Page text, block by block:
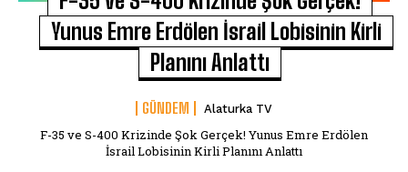
Yunus Emre Erdölen İsrail Lobisinin Kirli
Planını Anlattı
GÜNDEM Alaturka TV
F-35 ve S-400 Krizinde Şok Gerçek! Yunus Emre Erdölen
İsrail Lobisinin Kirli Planını Anlattı